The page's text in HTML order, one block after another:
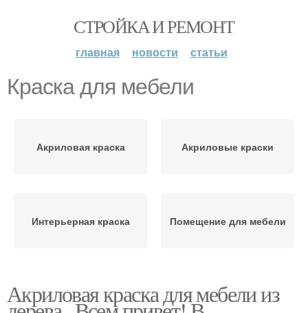
СТРОЙКА И РЕМОНТ
главная новости статьи
Краска для мебели
Акриловая краска Акриловые краски
Интерьерная краска Помещение для мебели
Акриловая краска для мебели из